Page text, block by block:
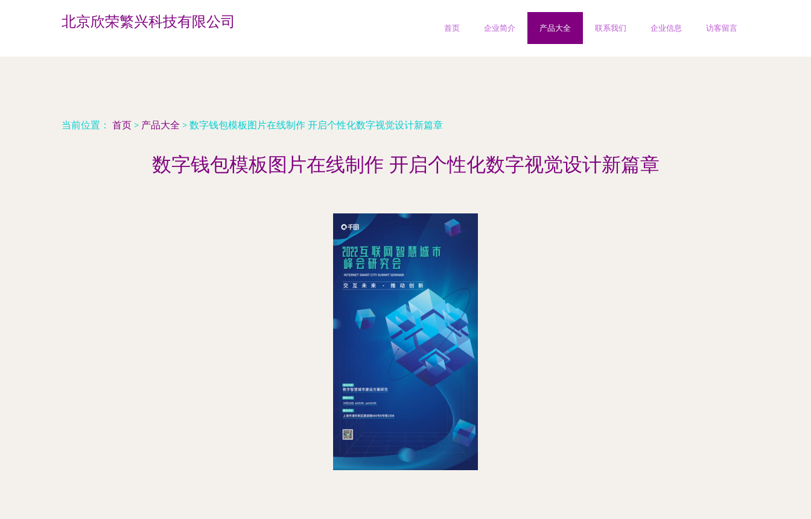
北京欣荣繁兴科技有限公司 首页 企业简介 产品大全 联系我们 企业信息 访客留言
当前位置： 首页 > 产品大全 > 数字钱包模板图片在线制作 开启个性化数字视觉设计新篇章
数字钱包模板图片在线制作 开启个性化数字视觉设计新篇章